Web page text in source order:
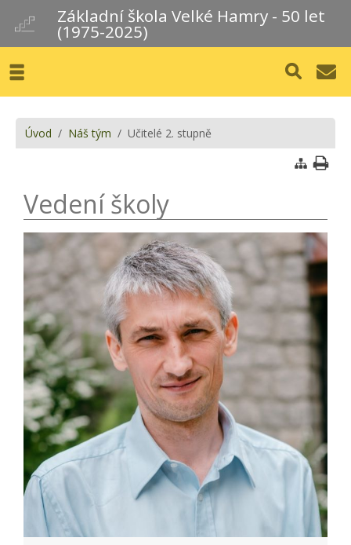
Základní škola Velké Hamry - 50 let
(1975-2025)
Úvod / Náš tým / Učitelé 2. stupně
Vedení školy